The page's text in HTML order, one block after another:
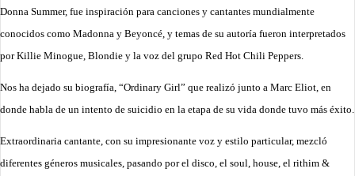
Donna Summer, fue inspiración para canciones y cantantes mundialmente
conocidos como Madonna y Beyoncé, y temas de su autoría fueron interpretados
por Killie Minogue, Blondie y la voz del grupo Red Hot Chili Peppers.
Nos ha dejado su biografía, “Ordinary Girl” que realizó junto a Marc Eliot, en
donde habla de un intento de suicidio en la etapa de su vida donde tuvo más éxito.
Extraordinaria cantante, con su impresionante voz y estilo particular, mezcló
diferentes géneros musicales, pasando por el disco, el soul, house, el rithim &